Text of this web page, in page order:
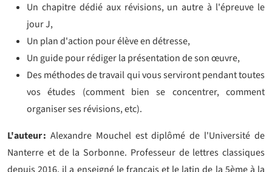
Un chapitre dédié aux révisions, un autre à l'épreuve le
jour J,
Un plan d'action pour élève en détresse,
Un guide pour rédiger la présentation de son œuvre,
Des méthodes de travail qui vous serviront pendant toutes
vos études (comment bien se concentrer, comment
organiser ses révisions, etc).
L'auteur : Alexandre Mouchel est diplômé de l'Université de
Nanterre et de la Sorbonne. Professeur de lettres classiques